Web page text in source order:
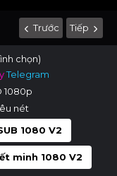
Trước Tiếp
chọn)
Telegram
1080p
nét
1080 V2
minh 1080 V2